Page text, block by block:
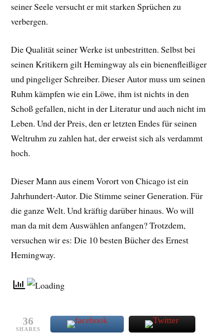
seiner Seele versucht er mit starken Sprüchen zu
verbergen.
Die Qualität seiner Werke ist unbestritten. Selbst bei
seinen Kritikern gilt Hemingway als ein bienenfleißiger
und pingeliger Schreiber. Dieser Autor muss um seinen
Ruhm kämpfen wie ein Löwe, ihm ist nichts in den
Schoß gefallen, nicht in der Literatur und auch nichtim
Leben. Und der Preis, den er letzten Endes für seinen
Weltruhm zu zahlen hat, der erweist sich als verdammt
hoch.
Dieser Mann aus einem Vorort von Chicago ist ein
Jahrhundert-Autor. Die Stimme seiner Generation. Für
die ganze Welt. Und kräftig darüber hinaus. Wo will
man da mit dem Auswählen anfangen? Trotzdem,
versuchen wir es: Die 10 besten Bücher des Ernest
Hemingway.
36
SHARES